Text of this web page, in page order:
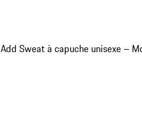
Add Sweat à capuche unisexe –